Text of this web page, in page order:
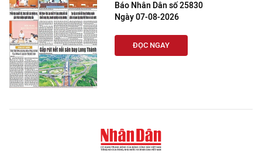
Báo Nhân Dân số 25830
Ngày 07-08-2026
ĐỌC NGAY